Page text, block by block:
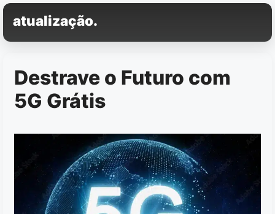
Pular
para
o
atualização.
Destrave o Futuro com
5G Grátis